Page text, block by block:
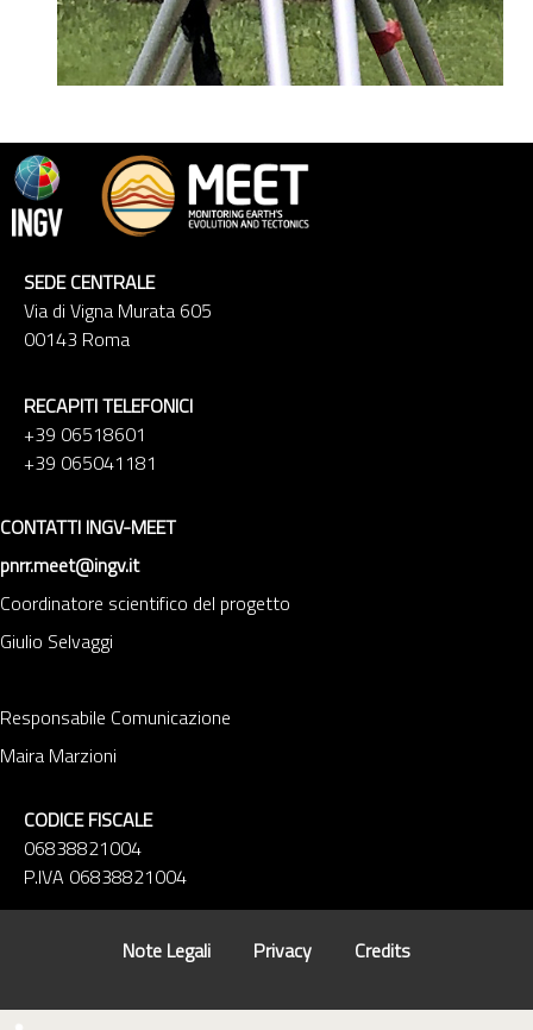
SEDE CENTRALE
Via di Vigna Murata 605
00143 Roma
RECAPITI TELEFONICI
+39 06518601
+39 065041181
CONTATTI INGV-MEET
pnrr.meet@ingv.it
Coordinatore scientifico del progetto
Giulio Selvaggi
Responsabile Comunicazione
Maira Marzioni
CODICE FISCALE
06838821004
P.IVA 06838821004
Note Legali Privacy Credits